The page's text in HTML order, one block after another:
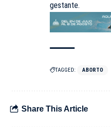
gestante.
TAGGED: ABORTO
Share This Article